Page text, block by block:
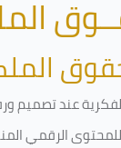
عند تصميم
الرقمي